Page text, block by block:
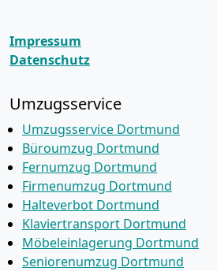
Impressum
Datenschutz
Umzugsservice
Umzugsservice Dortmund
Büroumzug Dortmund
Fernumzug Dortmund
Firmenumzug Dortmund
Halteverbot Dortmund
Klaviertransport Dortmund
Möbeleinlagerung Dortmund
Seniorenumzug Dortmund